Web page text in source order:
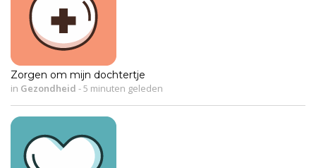
Zorgen om mijn dochtertje
in Gezondheid -5 minuten geleden